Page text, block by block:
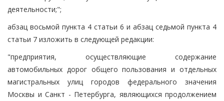
деятельности;";
абзац восьмой пункта 4 статьи 6 и абзац седьмой пункта 4
статьи 7 изложить в следующей редакции:
"предприятия, осуществляющие содержание
автомобильных дорог общего пользования и отдельных
магистральных улиц городов федерального значения
Москвы и Санкт - Петербурга, являющихся продолжением